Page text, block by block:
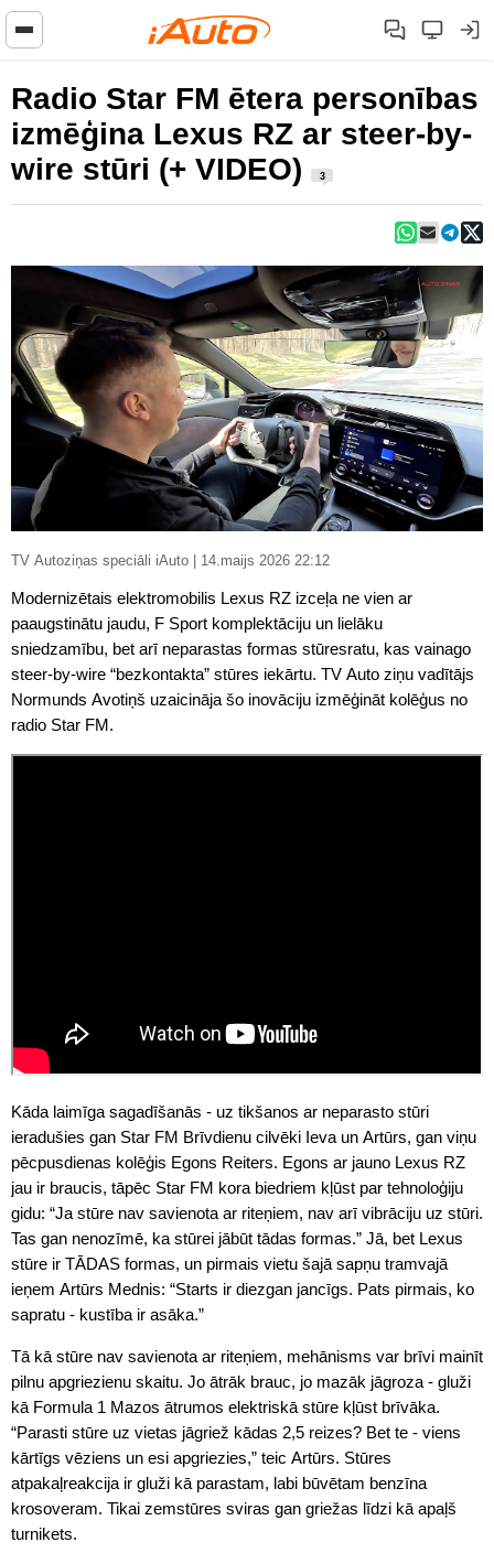
Radio Star FM ētera personības
izmēģina Lexus RZ ar steer-by-
wire stūri (+ VIDEO)
3
TV Autoziņas speciāli iAuto | 14.maijs 2026 22:12
Modernizētais elektromobilis Lexus RZ izceļa ne vien ar
paaugstinātu jaudu, F Sport komplektāciju un lielāku
sniedzamību, bet arī neparastas formas stūresratu, kas vainago
steer-by-wire “bezkontakta” stūres iekārtu. TV Auto ziņu vadītājs
Normunds Avotiņš uzaicināja šo inovāciju izmēģināt kolēģus no
radio Star FM.
Kāda laimīga sagadīšanās - uz tikšanos ar neparasto stūri
ieradušies gan Star FM Brīvdienu cilvēki Ieva un Artūrs, gan viņu
pēcpusdienas kolēģis Egons Reiters. Egons ar jauno Lexus RZ
jau ir braucis, tāpēc Star FM kora biedriem kļūst par tehnoloģiju
gidu: “Ja stūre nav savienota ar riteņiem, nav arī vibrāciju uz stūri.
Tas gan nenozīmē, ka stūrei jābūt tādas formas.” Jā, bet Lexus
stūre ir TĀDAS formas, un pirmais vietu šajā sapņu tramvajā
ieņem Artūrs Mednis: “Starts ir diezgan jancīgs. Pats pirmais, ko
sapratu - kustība ir asāka.”
Tā kā stūre nav savienota ar riteņiem, mehānisms var brīvi mainīt
pilnu apgriezienu skaitu. Jo ātrāk brauc, jo mazāk jāgroza - gluži
kā Formula 1 Mazos ātrumos elektriskā stūre kļūst brīvāka.
“Parasti stūre uz vietas jāgriež kādas 2,5 reizes? Bet te - viens
kārtīgs vēziens un esi apgriezies,” teic Artūrs. Stūres
atpakaļreakcija ir gluži kā parastam, labi būvētam benzīna
krosoveram. Tikai zemstūres sviras gan griežas līdzi kā apaļš
turnikets.